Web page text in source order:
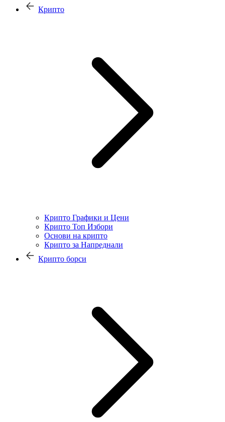
Крипто
Крипто Графики и Цени
Крипто Топ Избори
Основи на крипто
Крипто за Напреднали
Крипто борси